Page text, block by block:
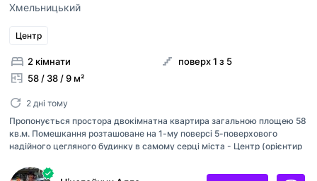
Хмельницький
Центр
2 кімнати
58 / 38 / 9 м²
поверх 1 з 5
2 дні тому
Пропонується простора двокімнатна квартира загальною площею 58
кв.м. Помешкання розташоване на 1-му поверсі 5-поверхового
надійного цегляного будинку в самому серці міста - Центр (орієнтир
жити в епіцентрі міського життя, або шукає ліквідний об'єкт під